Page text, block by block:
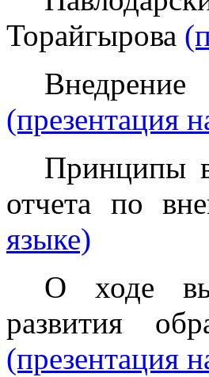
Торайгырова
(презентация
Принципы
отчета по
языке)
О ходе
развития
(презентация